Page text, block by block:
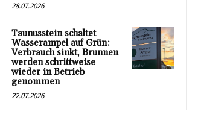
28.07.2026
Taunusstein schaltet
Wasserampel auf Grün:
Verbrauch sinkt, Brunnen
werden schrittweise
wieder in Betrieb
genommen
22.07.2026